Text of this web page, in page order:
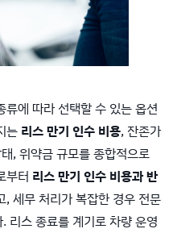
에 따라 선택할 수 있는 옵션
는 리스 만기 인수 비용, 잔존가
, 위약금 규모를 종합적으로
부터 리스 만기 인수 비용과 반
, 세무 처리가 복잡한 경우 전문
리스 종료를 계기로 차량 운영